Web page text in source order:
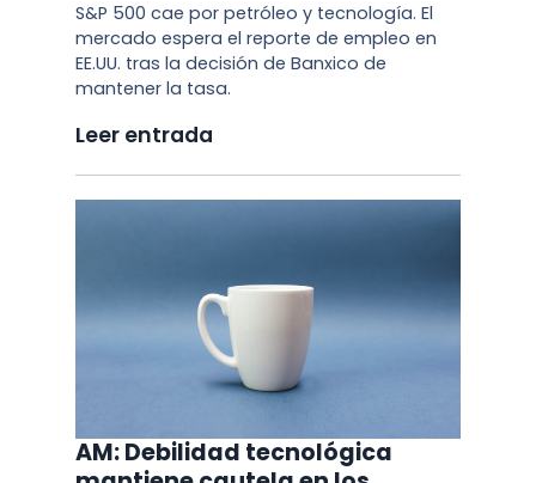
S&P 500 cae por petróleo y tecnología. El
mercado espera el reporte de empleo en
EE.UU. tras la decisión de Banxico de
mantener la tasa.
Leer entrada
AM: Debilidad tecnológica